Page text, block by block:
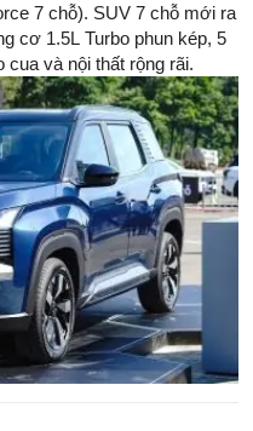
7 chỗ). SUV 7 chỗ mới ra
cơ 1.5L Turbo phun kép, 5
cua và nội thất rộng rãi.